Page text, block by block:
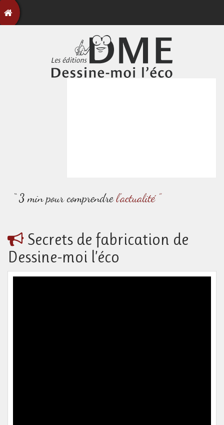
Secrets de fabrication de
Dessine-moi l’éco